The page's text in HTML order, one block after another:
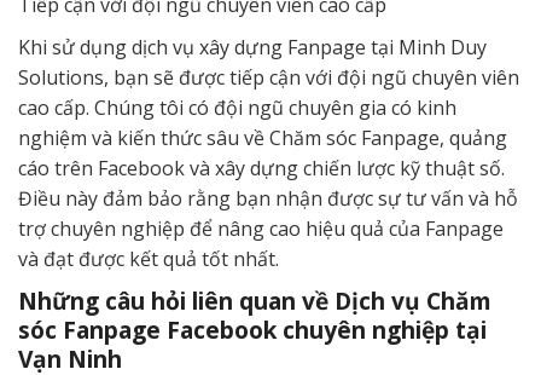
Khi sử dụng dịch vụ xây dựng Fanpage tại Minh Duy
Solutions, bạn sẽ được tiếp cận với đội ngũ chuyên viên
cao cấp. Chúng tôi có đội ngũ chuyên gia có kinh
nghiệm và kiến thức sâu về Chăm sóc Fanpage, quảng
cáo trên Facebook và xây dựng chiến lược kỹ thuật số.
Điều này đảm bảo rằng bạn nhận được sự tư vấn và hỗ
trợ chuyên nghiệp để nâng cao hiệu quả của Fanpage
và đạt được kết quả tốt nhất.
Những câu hỏi liên quan về Dịch vụ Chăm
sóc Fanpage Facebook chuyên nghiệp tại
Vạn Ninh